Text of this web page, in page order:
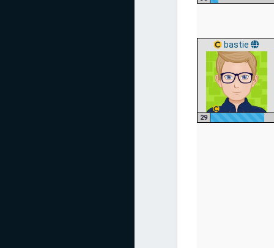
bastie
29